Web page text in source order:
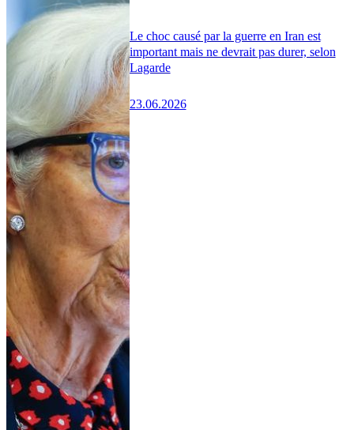
Le choc causé par la guerre en Iran est
important mais ne devrait pas durer, selon
Lagarde
23.06.2026